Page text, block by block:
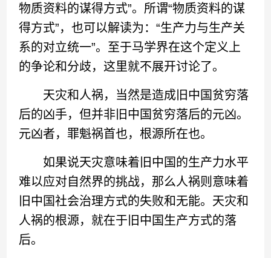
物质资料的谋得方式”。所谓“物质资料的谋
得方式”，也可以解读为：“生产力与生产关
系的对立统一”。至于马学界在这个定义上
的争论和分歧，这里就不展开讨论了。
天灾和人祸，当然是造成旧中国贫穷落
后的凶手，但并非旧中国贫穷落后的元凶。
元凶者，罪魁祸首也，根源所在也。
如果说天灾意味着旧中国的生产力水平
难以应对自然界的挑战，那么人祸则意味着
旧中国社会治理方式的失败和无能。天灾和
人祸的根源，就在于旧中国生产方式的落
后。